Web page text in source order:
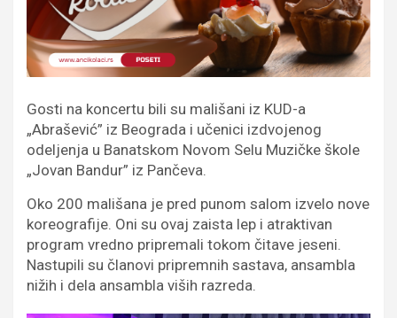
Gosti na koncertu bili su mališani iz KUD-a
„Abrašević” iz Beograda i učenici izdvojenog
odeljenja u Banatskom Novom Selu Muzičke škole
„Jovan Bandur” iz Pančeva.
Oko 200 mališana je pred punom salom izvelo nove
koreografije. Oni su ovaj zaista lep i atraktivan
program vredno pripremali tokom čitave jeseni.
Nastupili su članovi pripremnih sastava, ansambla
nižih i dela ansambla viših razreda.